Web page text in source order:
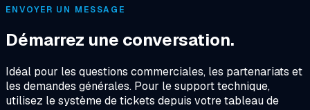
ENVOYER UN MESSAGE
Démarrez une conversation.
Idéal pour les questions commerciales, les partenariats et
les demandes générales. Pour le support technique,
utilisez le système de tickets depuis votre tableau de